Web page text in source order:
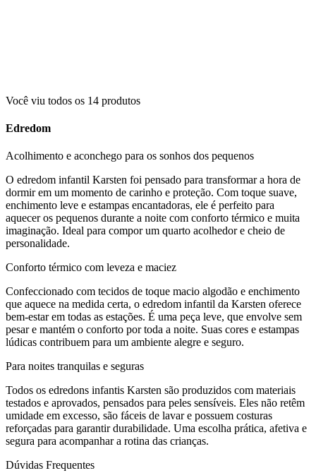
Você viu todos os 14 produtos
Edredom
Acolhimento e aconchego para os sonhos dos pequenos
O edredom infantil Karsten foi pensado para transformar a hora de
dormir em um momento de carinho e proteção. Com toque suave,
enchimento leve e estampas encantadoras, ele é perfeito para
aquecer os pequenos durante a noite com conforto térmico e muita
imaginação. Ideal para compor um quarto acolhedor e cheio de
personalidade.
Conforto térmico com leveza e maciez
Confeccionado com tecidos de toque macio algodão e enchimento
que aquece na medida certa, o edredom infantil da Karsten oferece
bem-estar em todas as estações. É uma peça leve, que envolve sem
pesar e mantém o conforto por toda a noite. Suas cores e estampas
lúdicas contribuem para um ambiente alegre e seguro.
Para noites tranquilas e seguras
Todos os edredons infantis Karsten são produzidos com materiais
testados e aprovados, pensados para peles sensíveis. Eles não retêm
umidade em excesso, são fáceis de lavar e possuem costuras
reforçadas para garantir durabilidade. Uma escolha prática, afetiva e
segura para acompanhar a rotina das crianças.
Dúvidas Frequentes